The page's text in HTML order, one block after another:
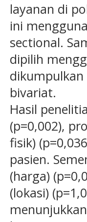
layanan di
ini
sectional.
dipilih
dikumpulkan
bivariat.
Hasil
(p=0,002),
fisik)
pasien.
(harga)
(lokasi)